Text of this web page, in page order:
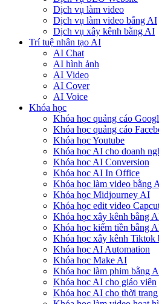
Dịch vụ làm video
Dịch vụ làm video bằng AI
Dịch vụ xây kênh bằng AI
Trí tuệ nhân tạo AI
AI Chat
AI hình ảnh
AI Video
AI Cover
AI Voice
Khóa học
Khóa học quảng cáo
Khóa học quảng cáo
Khóa học Youtube
Khóa học AI cho doanh
Khóa học AI Conversion
Khóa học AI In Office
Khóa học làm video bằng
Khóa học Midjourney AI
Khóa học edit video
Khóa học xây kênh bằng
Khóa học kiếm tiền bằng
Khóa học xây kênh Tiktok
Khóa học AI Automation
Khóa học Make AI
Khóa học làm phim bằng
Khóa học AI cho giáo viên
Khóa học AI cho thời trang